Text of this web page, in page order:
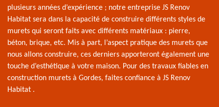
plusieurs années d’expérience ; notre entreprise JS Renov
Habitat sera dans la capacité de construire différents styles de
murets qui seront faits avec différents matériaux : pierre,
béton, brique, etc. Mis à part, l’aspect pratique des murets que
nous allons construire, ces derniers apporteront également une
touche d’esthétique à votre maison. Pour des travaux fiables en
construction murets à Gordes, faites confiance à JS Renov
Habitat .